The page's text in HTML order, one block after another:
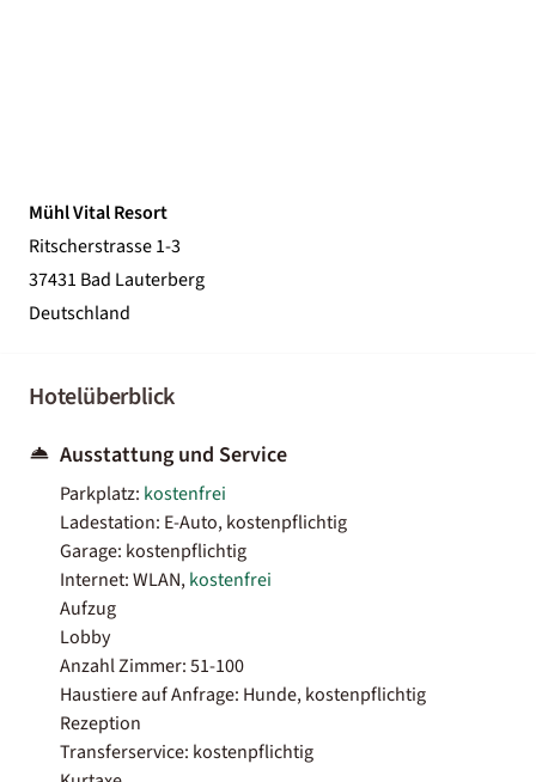
Mühl Vital Resort
Ritscherstrasse 1-3
37431 Bad Lauterberg
Deutschland
Hotelüberblick
Ausstattung und Service
Parkplatz: kostenfrei
Ladestation: E-Auto, kostenpflichtig
Garage: kostenpflichtig
Internet: WLAN,kostenfrei
Aufzug
Lobby
Anzahl Zimmer: 51-100
Haustiere auf Anfrage: Hunde, kostenpflichtig
Rezeption
Transferservice: kostenpflichtig